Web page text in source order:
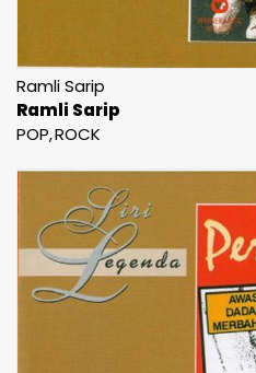
Ramli Sarip
Ramli Sarip
POP ROCK